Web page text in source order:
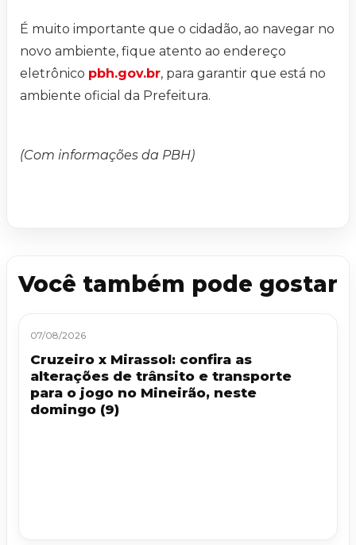
É muito importante que o cidadão, ao navegar no
novo ambiente, fique atento ao endereço
eletrônico pbh.gov.br, para garantir que está no
ambiente oficial da Prefeitura.
(Com informações da PBH)
Você também pode gostar
07/08/2026
Cruzeiro x Mirassol: confira as
alterações de trânsito e transporte
para o jogo no Mineirão, neste
domingo (9)